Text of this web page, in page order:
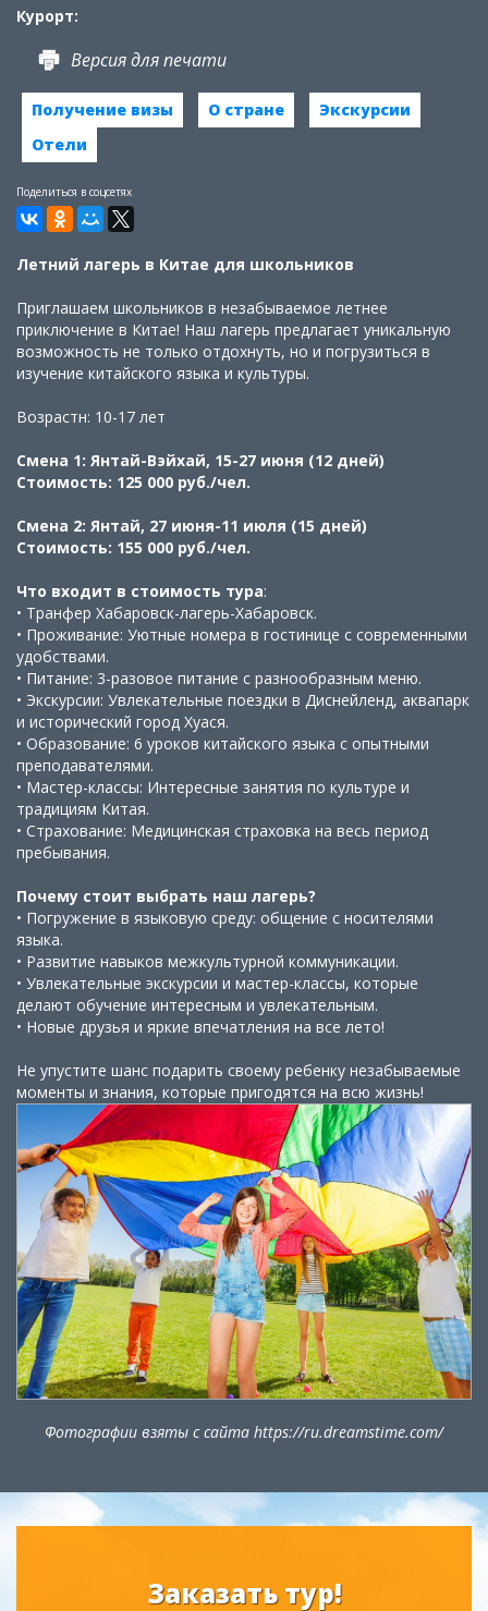
Курорт:
Версия для печати
Получение визы О стране
Экскурсии
Отели
Поделиться в соцсетях
Летний лагерь в Китае для школьников
Приглашаем школьников в незабываемое летнее
приключение в Китае! Наш лагерь предлагает уникальную
возможность не только отдохнуть, но и погрузиться в
изучение китайского языка и культуры.
Возрастн: 10-17 лет
Смена 1: Янтай-Вэйхай, 15-27 июня (12 дней)
Стоимость: 125 000 руб./чел.
Смена 2: Янтай, 27 июня-11 июля (15 дней)
Стоимость: 155 000 руб./чел.
Что входит в стоимость тура:
• Транфер Хабаровск-лагерь-Хабаровск.
• Проживание: Уютные номера в гостинице с современными
удобствами.
• Питание: 3-разовое питание с разнообразным меню.
• Экскурсии: Увлекательные поездки в Диснейленд, аквапарк
и исторический город Хуася.
• Образование: 6 уроков китайского языка с опытными
преподавателями.
• Мастер-классы: Интересные занятия по культуре и
традициям Китая.
• Страхование: Медицинская страховка на весь период
пребывания.
Почему стоит выбрать наш лагерь?
• Погружение в языковую среду: общение с носителями
языка.
• Развитие навыков межкультурной коммуникации.
• Увлекательные экскурсии и мастер-классы, которые
делают обучение интересным и увлекательным.
• Новые друзья и яркие впечатления на все лето!
Не упустите шанс подарить своему ребенку незабываемые
моменты и знания, которые пригодятся на всю жизнь!
Фотографии взяты с сайта https://ru.dreamstime.com/
Заказать тур!